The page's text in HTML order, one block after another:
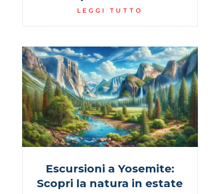
LEGGI TUTTO
Escursioni a Yosemite:
Scopri la natura in estate